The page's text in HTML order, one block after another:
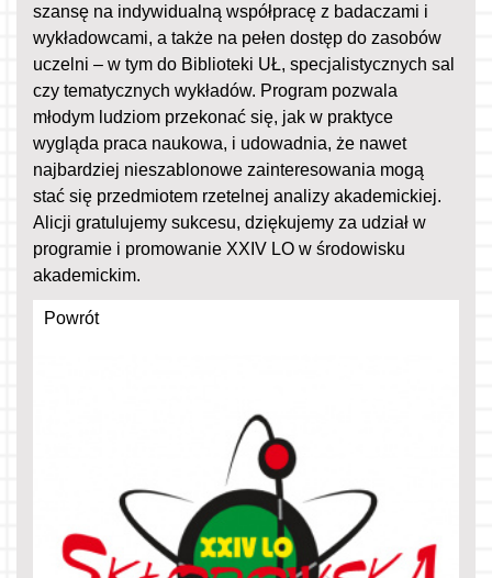
szansę na indywidualną współpracę z badaczami i
wykładowcami, a także na pełen dostęp do zasobów
uczelni – w tym do Biblioteki UŁ, specjalistycznych sal
czy tematycznych wykładów. Program pozwala
młodym ludziom przekonać się, jak w praktyce
wygląda praca naukowa, i udowadnia, że nawet
najbardziej nieszablonowe zainteresowania mogą
stać się przedmiotem rzetelnej analizy akademickiej.
Alicji gratulujemy sukcesu, dziękujemy za udział w
programie i promowanie XXIV LO w środowisku
akademickim.
Powrót